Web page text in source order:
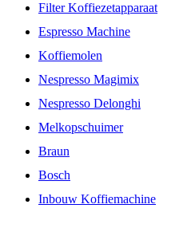
Filter Koffiezetapparaat
Espresso Machine
Koffiemolen
Nespresso Magimix
Nespresso Delonghi
Melkopschuimer
Braun
Bosch
Inbouw Koffiemachine